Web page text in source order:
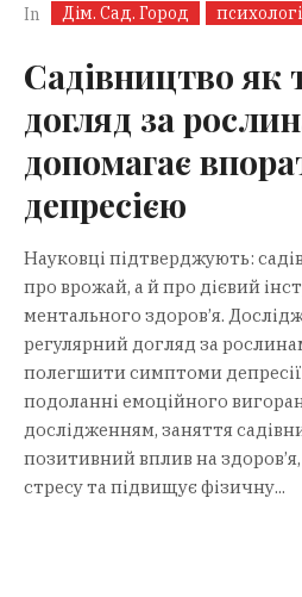
In
Дім. Сад. Город
Садівництво як
догляд за
допомагає
депресією
Науковці підтверджують:
про врожай, а й про дієвий
ментального здоров’я.
регулярний догляд за
полегшити симптоми
подоланні емоційного
дослідженням, заняття
позитивний вплив на
стресу та підвищує фізичну...